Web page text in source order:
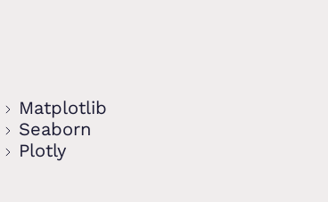
Matplotlib
Seaborn
Plotly